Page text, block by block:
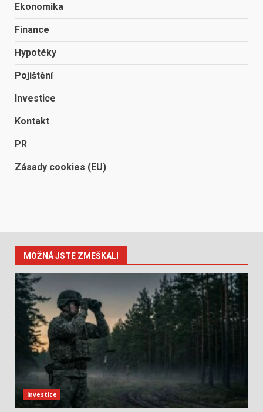
Ekonomika
Finance
Hypotéky
Pojištění
Investice
Kontakt
PR
Zásady cookies (EU)
MOŽNÁ JSTE ZMEŠKALI
Investice